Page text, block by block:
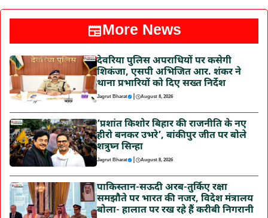
More News
देवरिया पुलिस अपराधियों पर कसेगी
शिकंजा, एसपी अभिजित आर. शंकर ने
थाना प्रभारियों को दिए सख्त निर्देश
Jagrut Bharat | August 8, 2026
‘प्रशांत किशोर बिहार की राजनीति के नए
हीरो बनकर उभरे’, बांकीपुर जीत पर बोले
शत्रुघ्न सिन्हा
Jagrut Bharat | August 8, 2026
पाकिस्तान-सऊदी अरब-तुर्किए रक्षा
समझौते पर भारत की नजर, विदेश मंत्रालय
बोला- हालात पर रख रहे हैं करीबी निगरानी